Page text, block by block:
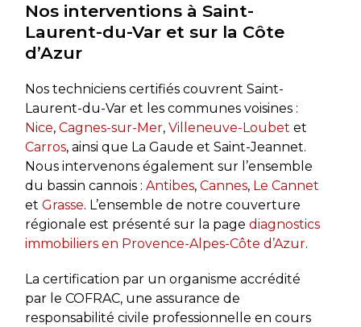
Nos interventions à Saint-
Laurent-du-Var et sur la Côte
d’Azur
Nos techniciens certifiés couvrent Saint-
Laurent-du-Var et les communes voisines :
Nice, Cagnes-sur-Mer, Villeneuve-Loubet et
Carros, ainsi que La Gaude et Saint-Jeannet.
Nous intervenons également sur l’ensemble
du bassin cannois : Antibes, Cannes, Le Cannet
et Grasse. L’ensemble de notre couverture
régionale est présenté sur la page diagnostics
immobiliers en Provence-Alpes-Côte d’Azur.
La certification par un organisme accrédité
par le COFRAC, une assurance de
responsabilité civile professionnelle en cours